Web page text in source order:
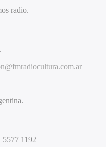
radio.
5577 1192